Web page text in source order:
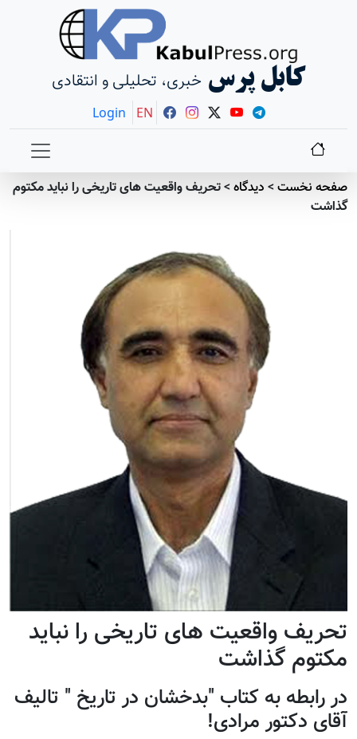
کابل پرس خبری، تحلیلی و انتقادی
Login EN
صفحه نخست> دیدگاه>تحریف واقعیت های تاریخی را نباید مكتوم
گذاشت
تحریف واقعیت های تاریخی را نباید
مكتوم گذاشت
در رابطه به کتاب "بدخشان در تاریخ " تالیف
آقای دکتور مرادی!